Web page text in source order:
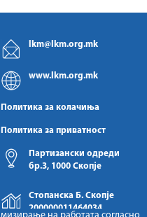
lkm@lkm.org.mk
www.lkm.org.mk
Политика за колачиња
Политика за приватност
Партизански одреди
бр.3, 1000 Скопје
Стопанска Б. Скопје
200000011464034